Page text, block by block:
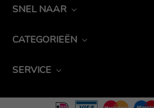
SNEL NAAR
CATEGORIEËN
SERVICE